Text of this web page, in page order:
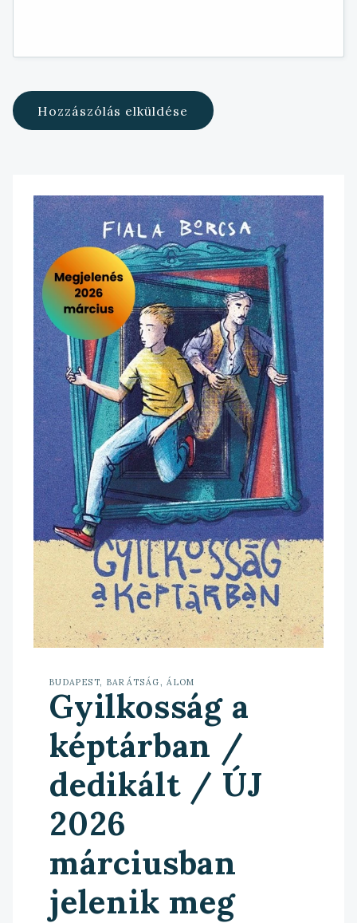
BUDAPEST, BARÁTSÁG, ÁLOM
Gyilkosság a
képtárban /
dedikált / ÚJ
2026
márciusban
jelenik meg